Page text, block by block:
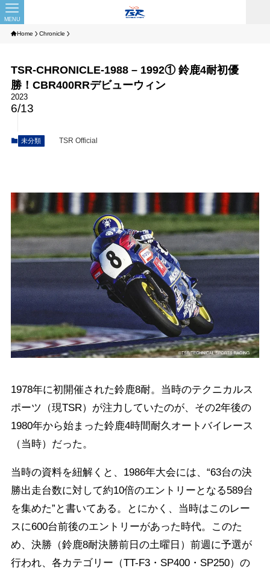
MENU
Home Chronicle
TSR-CHRONICLE-1988 – 1992① 鈴鹿4耐初優
勝！CBR400RRデビューウィン
2023
6/13
未分類 TSR Official
1978年に初開催された鈴鹿8耐。当時のテクニカルス
ポーツ（現TSR）が注力していたのが、その2年後の
1980年から始まった鈴鹿4時間耐久オートバイレース
（当時）だった。
当時の資料を紐解くと、1986年大会には、“63台の決
勝出走台数に対して約10倍のエントリーとなる589台
を集めた”と書いてある。とにかく、当時はこのレー
スに600台前後のエントリーがあった時代。このた
め、決勝（鈴鹿8耐決勝前日の土曜日）前週に予選が
行われ、各カテゴリー（TT-F3・SP400・SP250）の